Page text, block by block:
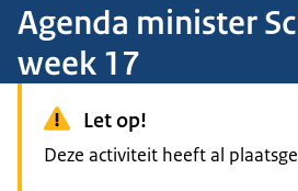
Agenda minister
week 17
Let op!
Deze activiteit heeft al